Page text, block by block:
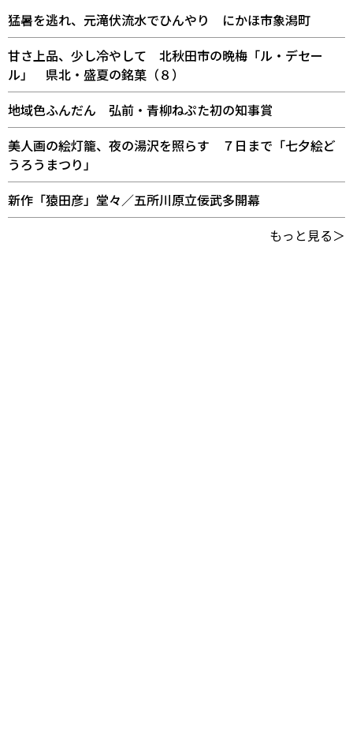
猛暑を逃れ、元滝伏流水でひんやり にかほ市象潟町
甘さ上品、少し冷やして 北秋田市の晩梅「ル・デセー
ル」 県北・盛夏の銘菓（８）
地域色ふんだん 弘前・青柳ねぷた初の知事賞
美人画の絵灯籠、夜の湯沢を照らす ７日まで「七夕絵ど
うろうまつり」
新作「猿田彦」堂々／五所川原立佞武多開幕
もっと見る＞